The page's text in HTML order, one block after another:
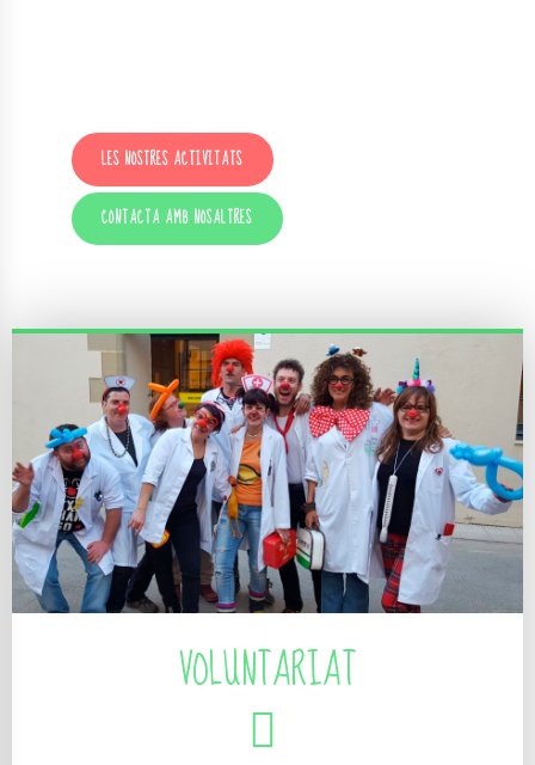
LES NOSTRES ACTIVITATS
CONTACTA AMB NOSALTRES
VOLUNTARIAT